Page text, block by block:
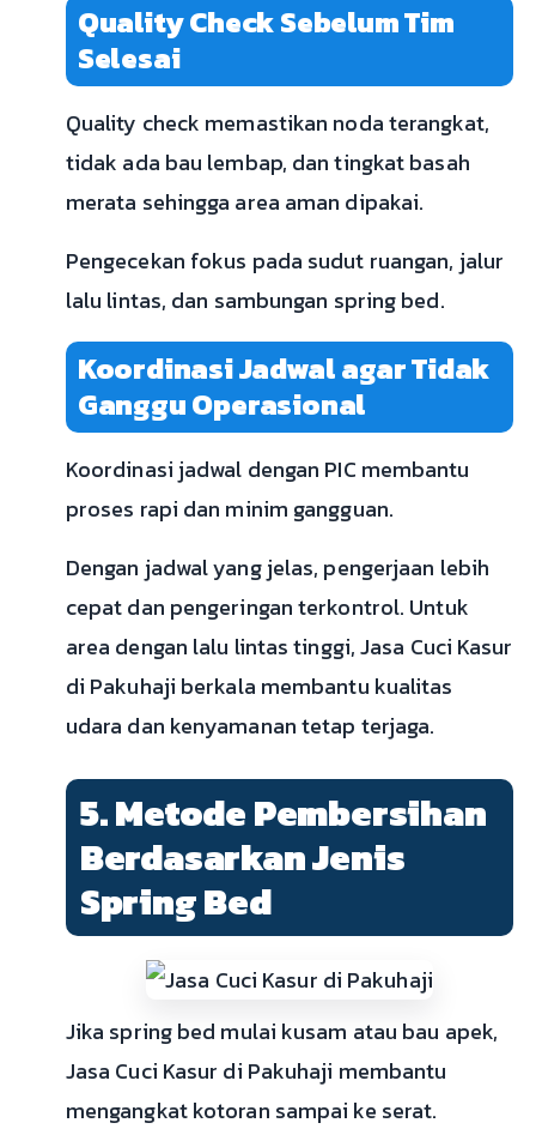
Quality Check Sebelum Tim
Selesai
Quality check memastikan noda terangkat,
tidak ada bau lembap, dan tingkat basah
merata sehingga area aman dipakai.
Pengecekan fokus pada sudut ruangan, jalur
lalu lintas, dan sambungan spring bed.
Koordinasi Jadwal agar Tidak
Ganggu Operasional
Koordinasi jadwal dengan PIC membantu
proses rapi dan minim gangguan.
Dengan jadwal yang jelas, pengerjaan lebih
cepat dan pengeringan terkontrol. Untuk
area dengan lalu lintas tinggi, Jasa Cuci Kasur
di Pakuhaji berkala membantu kualitas
udara dan kenyamanan tetap terjaga.
5. Metode Pembersihan
Berdasarkan Jenis
Spring Bed
Jika spring bed mulai kusam atau bau apek,
Jasa Cuci Kasur di Pakuhaji membantu
mengangkat kotoran sampai ke serat.